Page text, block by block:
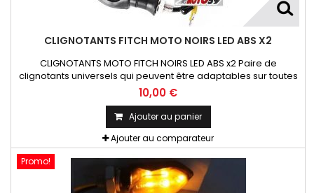
CLIGNOTANTS FITCH MOTO NOIRS LED ABS X2
CLIGNOTANTS MOTO FITCH NOIRS LED ABS x2 Paire de
clignotants universels qui peuvent être adaptables sur toutes
motos ou scooters
10,00 €
Ajouter au panier
Ajouter au comparateur
Promo!